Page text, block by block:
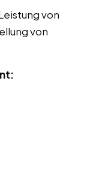
von
von